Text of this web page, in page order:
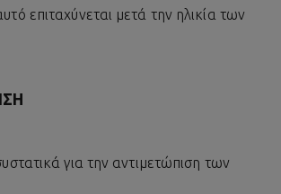
επιταχύνεται μετά την ηλικία των
για την αντιμετώπιση των